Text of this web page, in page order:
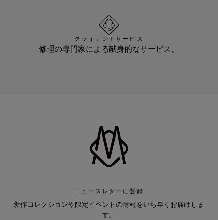
クライアントサービス
修理の専門家による献身的なサービス。
ニュースレターに登録
新作コレクションや限定イベントの情報をいち早くお届けしま
す。